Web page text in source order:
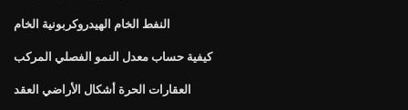
النفط الخام الهيدروكربونية الخام
كيفية حساب معدل النمو الفصلي المركب
العقارات الحرة أشكال الأراضي العقد